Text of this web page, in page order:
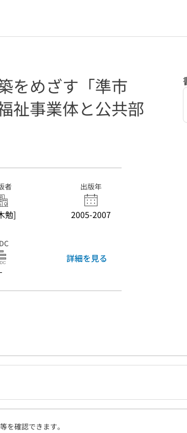
をめざす「準市
祉事業体と公共部
者
勉]
出版年
2005-2007
-
詳細を見る
を確認できます。